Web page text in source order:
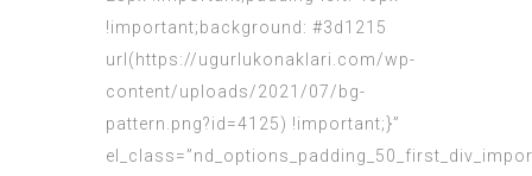
!important;background: #3d1215
url(https://ugurlukonaklari.com/wp-
content/uploads/2021/07/bg-
pattern.png?id=4125) !important;}”